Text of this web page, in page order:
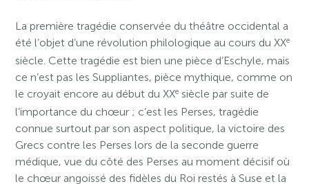
La première tragédie conservée du théâtre occidental a
été l’objet d’une révolution philologique au cours du XXe
siècle. Cette tragédie est bien une pièce d’Eschyle, mais
ce n’est pas les Suppliantes, pièce mythique, comme on
le croyait encore au début du XXe siècle par suite de
l’importance du chœur ; c’est les Perses, tragédie
connue surtout par son aspect politique, la victoire des
Grecs contre les Perses lors de la seconde guerre
médique, vue du côté des Perses au moment décisif où
le chœur angoissé des fidèles du Roi restés à Suse et la